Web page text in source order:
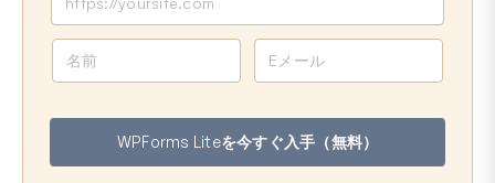
ア
ド
レ
WPForms Liteを今すぐ入手（無料）